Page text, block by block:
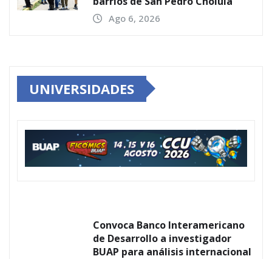
Ago 6, 2026
UNIVERSIDADES
Convoca Banco Interamericano
de Desarrollo a investigador
BUAP para análisis internacional